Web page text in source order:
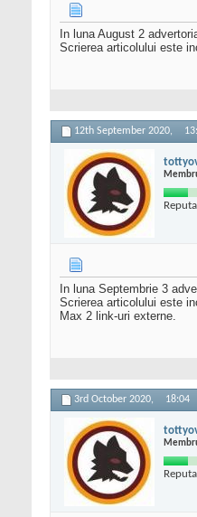
In luna August 2
Scrierea articolului este
12th September 2020,
In luna Septembrie 3
Scrierea articolului este
Max 2 link-uri externe.
3rd October 2020, 18:04